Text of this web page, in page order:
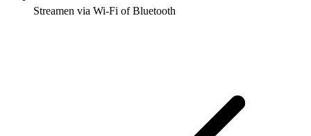
Streamen via Wi-Fi of Bluetooth